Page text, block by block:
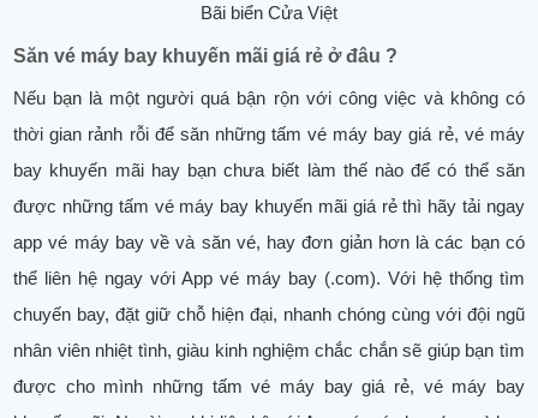
Bãi biển Cửa Việt
Săn vé máy bay khuyến mãi giá rẻ ở đâu ?
Nếu bạn là một người quá bận rộn với công việc và không có
thời gian rảnh rỗi để săn những tấm vé máy bay giá rẻ, vé máy
bay khuyến mãi hay bạn chưa biết làm thế nào để có thể săn
được những tấm vé máy bay khuyến mãi giá rẻ thì hãy tải ngay
app vé máy bay về và săn vé, hay đơn giản hơn là các bạn có
thể liên hệ ngay với App vé máy bay (.com). Với hệ thống tìm
chuyến bay, đặt giữ chỗ hiện đại, nhanh chóng cùng với đội ngũ
nhân viên nhiệt tình, giàu kinh nghiệm chắc chắn sẽ giúp bạn tìm
được cho mình những tấm vé máy bay giá rẻ, vé máy bay